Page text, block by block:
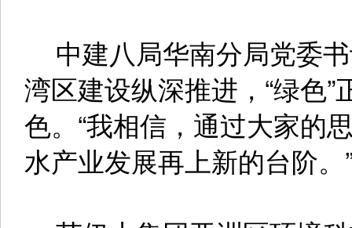
中建八局华南分局党委
湾区建设纵深推进，“绿色
色。“我相信，通过大家的
水产业发展再上新的台阶。